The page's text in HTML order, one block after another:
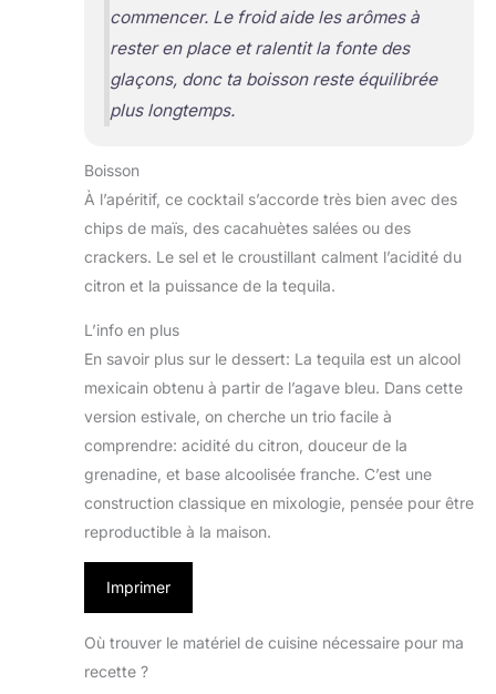
commencer. Le froid aide les arômes à
rester en place et ralentit la fonte des
glaçons, donc ta boisson reste équilibrée
plus longtemps.
Boisson
À l’apéritif, ce cocktail s’accorde très bien avec des
chips de maïs, des cacahuètes salées ou des
crackers. Le sel et le croustillant calment l’acidité du
citron et la puissance de la tequila.
L’info en plus
En savoir plus sur le dessert: La tequila est un alcool
mexicain obtenu à partir de l’agave bleu. Dans cette
version estivale, on cherche un trio facile à
comprendre: acidité du citron, douceur de la
grenadine, et base alcoolisée franche. C’est une
construction classique en mixologie, pensée pour être
reproductible à la maison.
Imprimer
Où trouver le matériel de cuisine nécessaire pour ma
recette ?